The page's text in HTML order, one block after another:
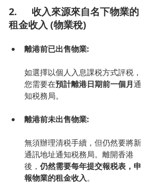
2.      收入來源來自名下物業的
租金收入 (物業稅)
離港前已出售物業:
如選擇以個人入息課税方式評税，
您需要在預計離港日期前一個月通
知税務局。
離港前未出售物業:
無須辦理清税手續，但仍然要將新
通訊地址通知税務局。離開香港
後， 仍然需要每年提交報税表，申
報物業的租金收入。